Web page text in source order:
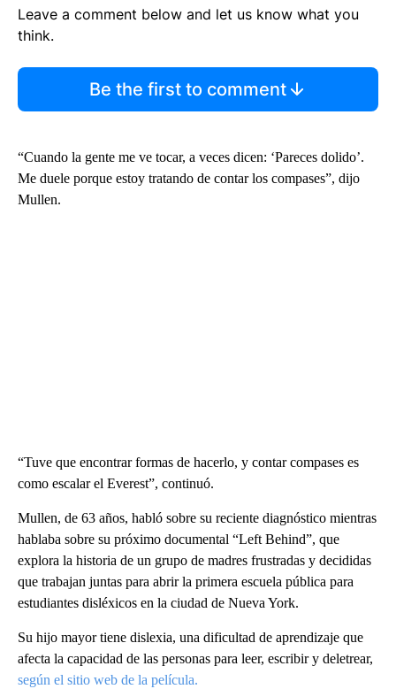
Leave a comment below and let us know what you
think.
Be the first to comment
“Cuando la gente me ve tocar, a veces dicen: ‘Pareces dolido’.
Me duele porque estoy tratando de contar los compases”, dijo
Mullen.
“Tuve que encontrar formas de hacerlo, y contar compases es
como escalar el Everest”, continuó.
Mullen, de 63 años, habló sobre su reciente diagnóstico mientras
hablaba sobre su próximo documental “Left Behind”, que
explora la historia de un grupo de madres frustradas y decididas
que trabajan juntas para abrir la primera escuela pública para
estudiantes disléxicos en la ciudad de Nueva York.
Su hijo mayor tiene dislexia, una dificultad de aprendizaje que
afecta la capacidad de las personas para leer, escribir y deletrear,
según el sitio web de la película.